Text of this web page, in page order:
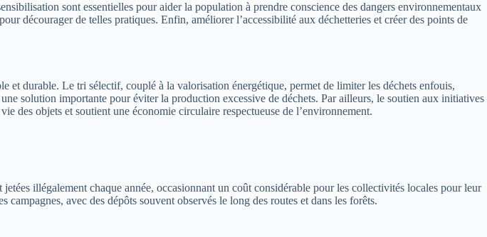
sont essentielles pour aider la population à prendre conscience des dangers environnementaux
décourager de telles pratiques. Enfin, améliorer l’accessibilité aux déchetteries et créer des points de
et durable. Le tri sélectif, couplé à la valorisation énergétique, permet de limiter les déchets enfouis,
solution importante pour éviter la production excessive de déchets. Par ailleurs, le soutien aux initiatives
des objets et soutient une économie circulaire respectueuse de l’environnement.
illégalement chaque année, occasionnant un coût considérable pour les collectivités locales pour leur
avec des dépôts souvent observés le long des routes et dans les forêts.